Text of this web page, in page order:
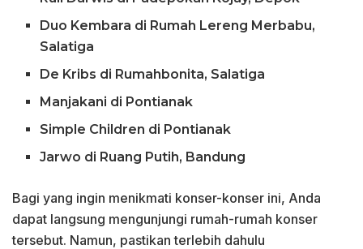
Duo Kembara di Rumah Lereng Merbabu,
Salatiga
De Kribs di Rumahbonita, Salatiga
Manjakani di Pontianak
Simple Children di Pontianak
Jarwo di Ruang Putih, Bandung
Bagi yang ingin menikmati konser-konser ini, Anda
dapat langsung mengunjungi rumah-rumah konser
tersebut. Namun, pastikan terlebih dahulu